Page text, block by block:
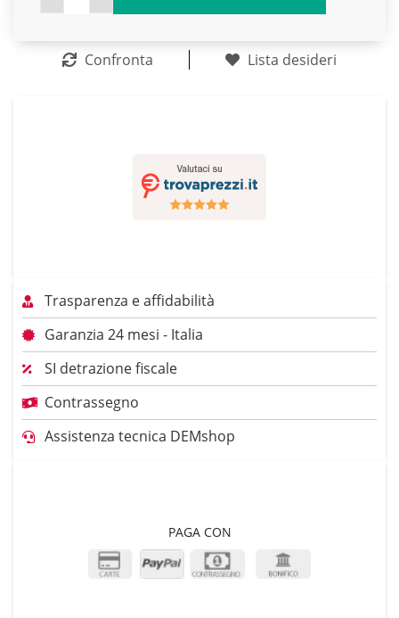
Confronta Lista desideri
Trasparenza e affidabilità
Garanzia 24 mesi - Italia
SI detrazione fiscale
Contrassegno
Assistenza tecnica DEMshop
PAGA CON